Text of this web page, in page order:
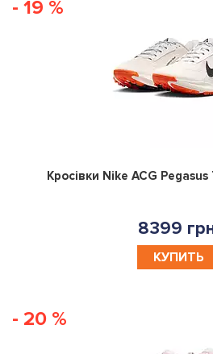
- 19 %
Кросівки Nike ACG Pegasus
8399
КУПИТЬ
- 20 %